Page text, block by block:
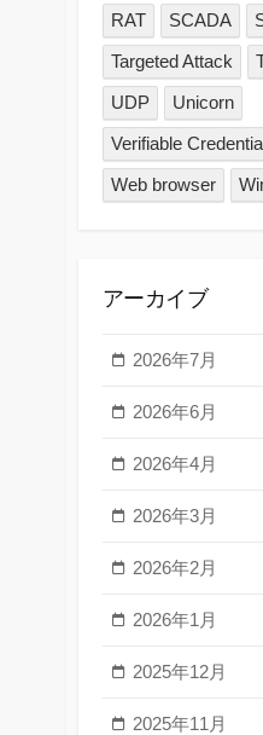
RAT
SCADA
Targeted Attack
UDP
Unicorn
Verifiable
Web browser
アーカイブ
2026年7月
2026年6月
2026年4月
2026年3月
2026年2月
2026年1月
2025年12月
2025年11月